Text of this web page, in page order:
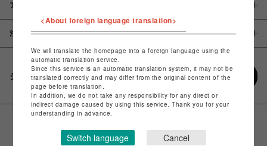
アイテム説明 / 素材
注意事項
シェアする
<About foreign language translation>
We will translate the homepage into a foreign language using the
automatic translation service.
Since this service is an automatic translation system, it may not be
translated correctly and may differ from the original content of the
page before translation.
In addition, we do not take any responsibility for any direct or
indirect damage caused by using this service. Thank you for your
understanding in advance.
Switch language Cancel